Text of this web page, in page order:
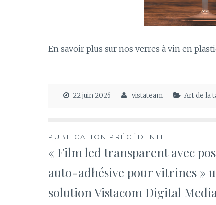
En savoir plus sur nos verres à vin en
22 juin 2026 vistateam Art de la
Navigation
de
l’article
PUBLICATION PRÉCÉDENTE
« Film led transparent avec
auto-adhésive pour vitrines »
solution Vistacom Digital Media